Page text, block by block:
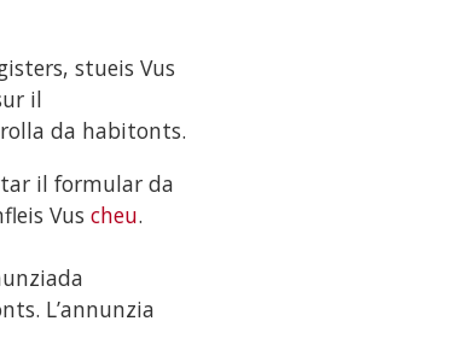
stueis Vus
il
da habitonts.
il formular da
Vus cheu.
L’annunzia